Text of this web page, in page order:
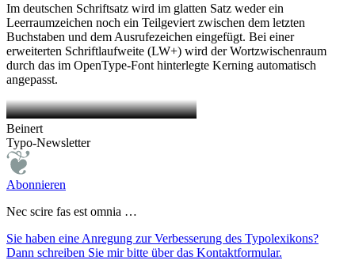
Im deutschen Schriftsatz wird im glatten Satz weder ein
Leerraumzeichen noch ein Teilgeviert zwischen dem letzten
Buchstaben und dem Ausrufezeichen eingefügt. Bei einer
erweiterten Schriftlaufweite (LW+) wird der Wortzwischenraum
durch das im OpenType-Font hinterlegte Kerning automatisch
angepasst.
Beinert
Typo-Newsletter
Abonnieren
Nec scire fas est omnia …
Sie haben eine Anregung zur Verbesserung des Typolexikons?
Dann schreiben Sie mir bitte über das Kontaktformular.